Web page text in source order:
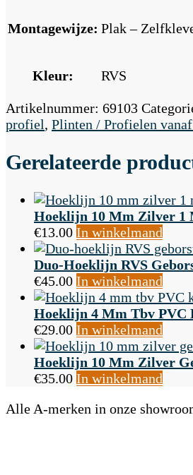
Montagewijze: Plak –
Kleur: RVS
Artikelnummer: 69103
profiel, Plinten / Profielen
Gerelateerde
Hoeklijn 10 Mm Zilver 1
€13.00 In winkelmand
Duo-Hoeklijn RVS
€45.00 In winkelmand
Hoeklijn 4 Mm Tbv PVC
€29.00 In winkelmand
Hoeklijn 10 Mm Zilver
€35.00 In winkelmand
Alle A-merken in onze